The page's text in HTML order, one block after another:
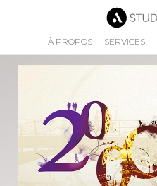
À PROPOS SERVICES